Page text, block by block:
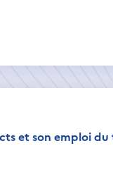
et son emploi